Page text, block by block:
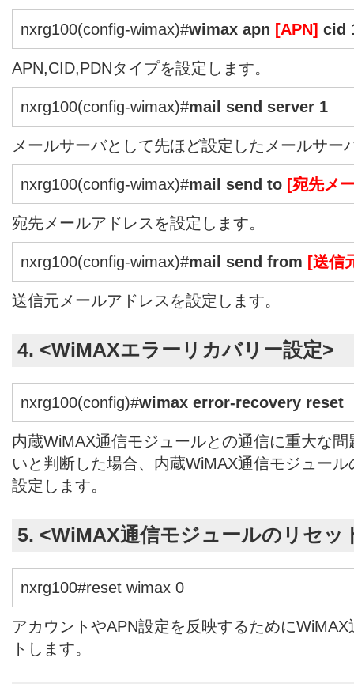
nxrg100(config-wimax)#wimax apn [APN] cid
APN,CID,PDNタイプを設定します。
nxrg100(config-wimax)#mail send server 1
メールサーバとして先ほど設定したメールサー
nxrg100(config-wimax)#mail send to [宛先メ
宛先メールアドレスを設定します。
nxrg100(config-wimax)#mail send from [送信
送信元メールアドレスを設定します。
4. <WiMAXエラーリカバリー設定>
nxrg100(config)#wimax error-recovery reset
内蔵WiMAX通信モジュールとの通信に重大な
いと判断した場合、内蔵WiMAX通信モジュー
設定します。
5. <WiMAX通信モジュールのリセッ
nxrg100#reset wimax 0
アカウントやAPN設定を反映するために
トします。